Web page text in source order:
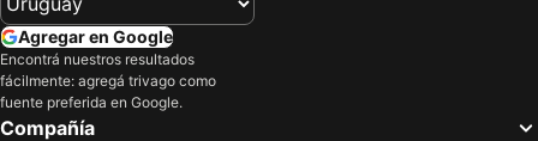
Veronafiere
Seceda
Metro de Múnich
Bergamo Gourmet
Agregar en Google
Encontrá nuestros resultados
fácilmente: agregá trivago como
fuente preferida en Google.
Compañía